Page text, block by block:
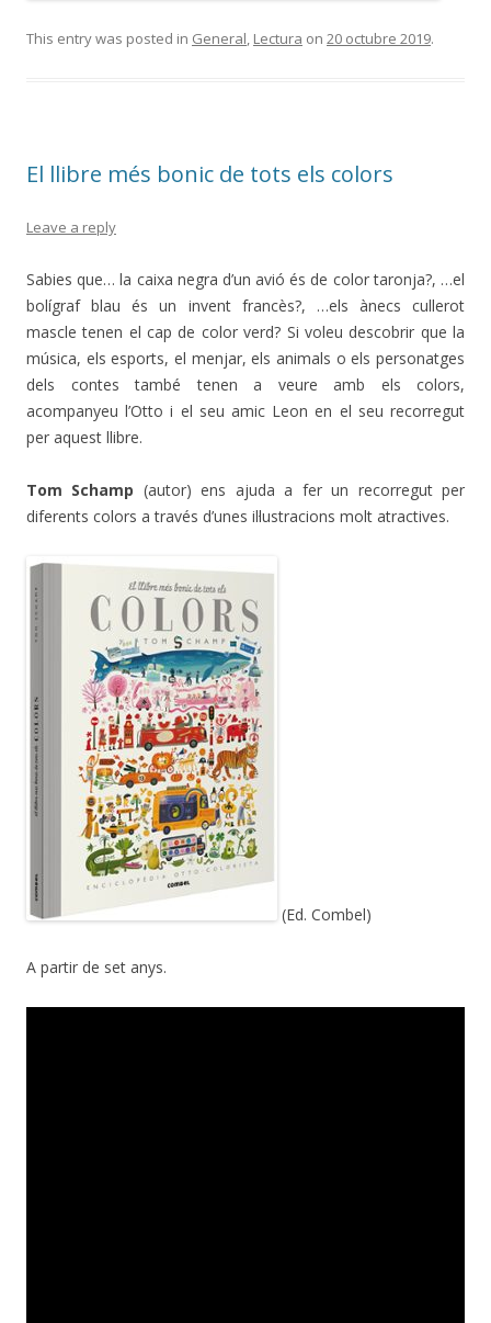
This entry was posted in General Lectura on 20 octubre 2019.
El llibre més bonic de tots els colors
Leave a reply
Sabies que… la caixa negra d’un avió és de color taronja?, …el
bolígraf blau és un invent francès?, …els ànecs cullerot
mascle tenen el cap de color verd? Si voleu descobrir que la
música, els esports, el menjar, els animals o els personatges
dels contes també tenen a veure amb els colors,
acompanyeu l’Otto i el seu amic Leon en el seu recorregut
per aquest llibre.
Tom Schamp (autor) ens ajuda a fer un recorregut per
diferents colors a través d’unes il·lustracions molt atractives.
(Ed. Combel)
A partir de set anys.